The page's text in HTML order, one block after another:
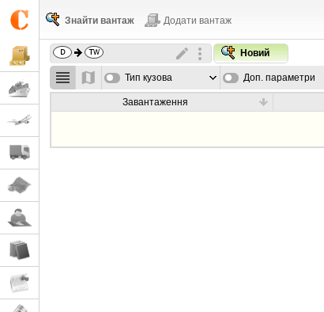
Знайти вантаж Додати вантаж
Новий
Тип кузова Доп. параметри
Завантаження